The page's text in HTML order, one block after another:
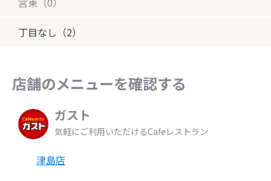
丁目なし（2）
店舗のメニューを確認する
ガスト
気軽にご利用いただけるCafeレストラン
津島店